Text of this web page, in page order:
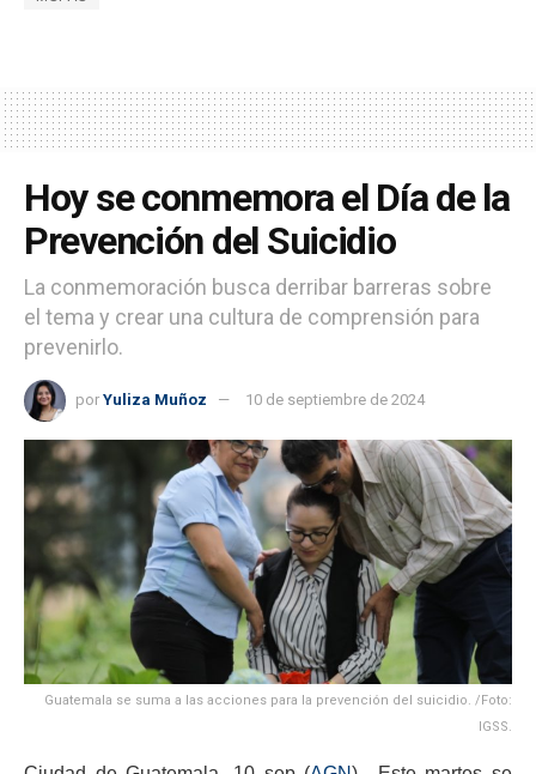
Hoy se conmemora el Día de la
Prevención del Suicidio
La conmemoración busca derribar barreras sobre
el tema y crear una cultura de comprensión para
prevenirlo.
por Yuliza Muñoz 10 de septiembre de 2024
Guatemala se suma a las acciones para la prevención del suicidio. /Foto:
IGSS.